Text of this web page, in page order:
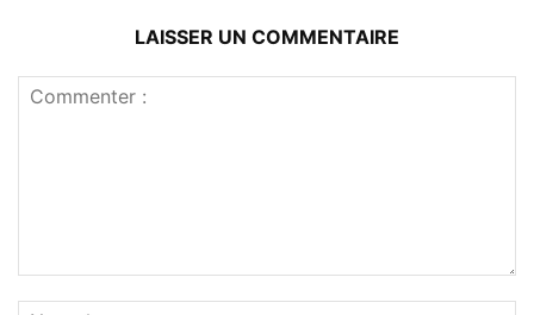
LAISSER UN COMMENTAIRE